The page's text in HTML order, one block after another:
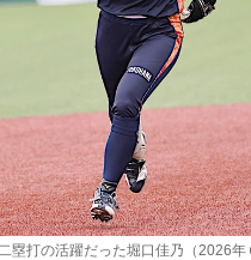
塁打の活躍だった堀口佳乃（2026年